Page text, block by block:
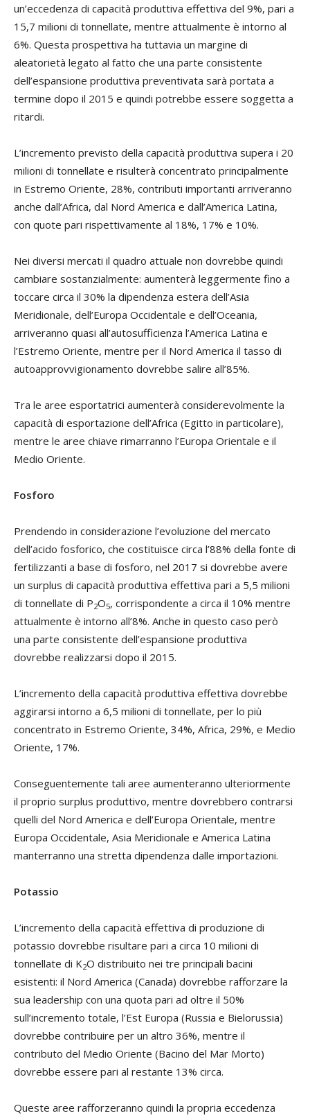
un’eccedenza di capacità produttiva effettiva del 9%, pari a
15,7 milioni di tonnellate, mentre attualmente è intorno al
6%. Questa prospettiva ha tuttavia un margine di
aleatorietà legato al fatto che una parte consistente
dell’espansione produttiva preventivata sarà portata a
termine dopo il 2015 e quindi potrebbe essere soggetta a
ritardi.
L’incremento previsto della capacità produttiva supera i 20
milioni di tonnellate e risulterà concentrato principalmente
in Estremo Oriente, 28%, contributi importanti arriveranno
anche dall’Africa, dal Nord America e dall’America Latina,
con quote pari rispettivamente al 18%, 17% e 10%.
Nei diversi mercati il quadro attuale non dovrebbe quindi
cambiare sostanzialmente: aumenterà leggermente fino a
toccare circa il 30% la dipendenza estera dell’Asia
Meridionale, dell’Europa Occidentale e dell’Oceania,
arriveranno quasi all’autosufficienza l’America Latina e
l’Estremo Oriente, mentre per il Nord America il tasso di
autoapprovvigionamento dovrebbe salire all’85%.
Tra le aree esportatrici aumenterà considerevolmente la
capacità di esportazione dell’Africa (Egitto in particolare),
mentre le aree chiave rimarranno l’Europa Orientale e il
Medio Oriente.
Fosforo
Prendendo in considerazione l’evoluzione del mercato
dell’acido fosforico, che costituisce circa l’88% della fonte di
fertilizzanti a base di fosforo, nel 2017 si dovrebbe avere
un surplus di capacità produttiva effettiva pari a 5,5 milioni
di tonnellate di P2O5, corrispondente a circa il 10% mentre
attualmente è intorno all’8%. Anche in questo caso però
una parte consistente dell’espansione produttiva
dovrebbe realizzarsi dopo il 2015.
L’incremento della capacità produttiva effettiva dovrebbe
aggirarsi intorno a 6,5 milioni di tonnellate, per lo più
concentrato in Estremo Oriente, 34%, Africa, 29%, e Medio
Oriente, 17%.
Conseguentemente tali aree aumenteranno ulteriormente
il proprio surplus produttivo, mentre dovrebbero contrarsi
quelli del Nord America e dell’Europa Orientale, mentre
Europa Occidentale, Asia Meridionale e America Latina
manterranno una stretta dipendenza dalle importazioni.
Potassio
L’incremento della capacità effettiva di produzione di
potassio dovrebbe risultare pari a circa 10 milioni di
tonnellate di K2O distribuito nei tre principali bacini
esistenti: il Nord America (Canada) dovrebbe rafforzare la
sua leadership con una quota pari ad oltre il 50%
sull’incremento totale, l’Est Europa (Russia e Bielorussia)
dovrebbe contribuire per un altro 36%, mentre il
contributo del Medio Oriente (Bacino del Mar Morto)
dovrebbe essere pari al restante 13% circa.
Queste aree rafforzeranno quindi la propria eccedenza